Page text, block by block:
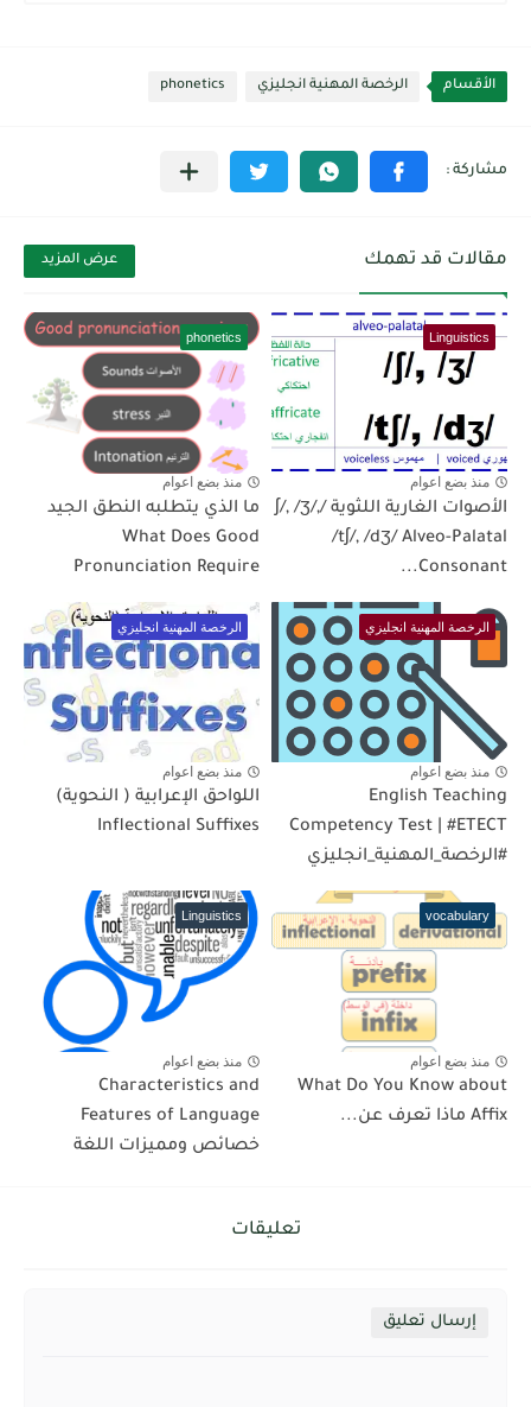
الأقسام الرخصة المهنية انجليزي phonetics
مقالات قد تهمك عرض المزيد
Linguistics
منذ بضع اعوام
الأصوات الغارية اللثوية /ʃ/, /ʒ/,
/tʃ/, /dʒ/ Alveo-Palatal
Consonant...
phonetics
منذ بضع اعوام
ما الذي يتطلبه النطق الجيد
What Does Good
Pronunciation Require
الرخصة المهنية انجليزي
منذ بضع اعوام
English Teaching
Competency Test | #ETECT
#الرخصة_المهنية_انجليزي
الرخصة المهنية انجليزي
منذ بضع اعوام
اللواحق الإعرابية ( النحوية)
Inflectional Suffixes
vocabulary
منذ بضع اعوام
What Do You Know about
Affix ماذا تعرف عن...
Linguistics
منذ بضع اعوام
Characteristics and
Features of Language
خصائص ومميزات اللغة
تعليقات
إرسال تعليق